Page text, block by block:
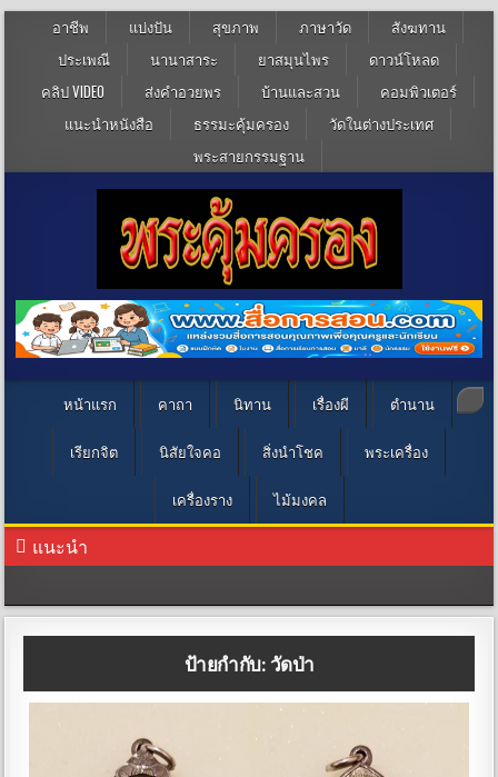
อาชีพ แบ่งปัน สุขภาพ ภาษาวัด
สังฆทาน
ประเพณี
นานาสาระ ยาสมุนไพร
ดาวน์โหลด
คลิป VIDEO
ส่งคำอวยพร บ้านและสวน
คอมพิวเตอร์
แนะนำหนังสือ
ธรรมะคุ้มครอง
วัดในต่างประเทศ
พระสายกรรมฐาน
หน้าแรก คาถา นิทาน เรื่องผี ตำนาน
เรียกจิต นิสัยใจคอ สิ่งนำโชค พระเครื่อง
เครื่องราง ไม้มงคล
แนะนำ
ป้ายกำกับ: วัดป่า